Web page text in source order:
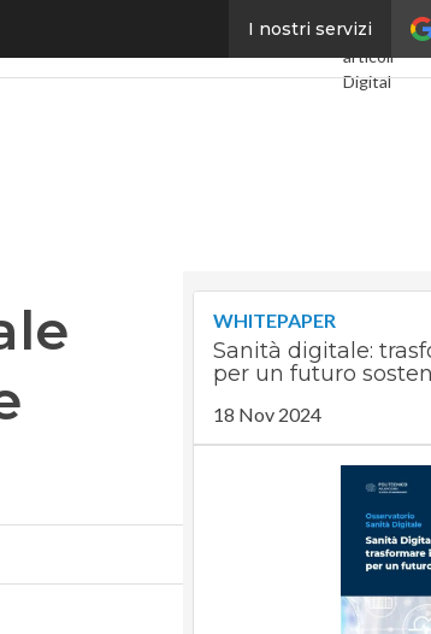
I nostri servizi
avanzato al mondoUltimi
articoli
Digital
artificiale
CorCom
Podcast
Privacy
WHITEPAPER
Sanità digitale:
per un futuro
18 Nov 2024